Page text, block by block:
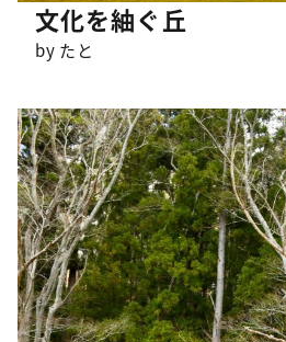
文化を紬ぐ丘
by たと